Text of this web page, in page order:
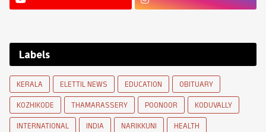
Labels
KERALA ELETTIL NEWS EDUCATION
OBITUARY
KOZHIKODE
THAMARASSERY POONOOR
KODUVALLY
INTERNATIONAL
INDIA NARIKKUNI
HEALTH